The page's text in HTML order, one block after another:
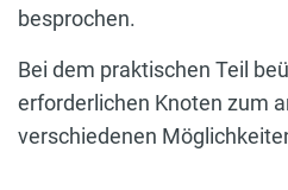
besprochen.
Bei dem praktischen Teil
erforderlichen Knoten zum
verschiedenen